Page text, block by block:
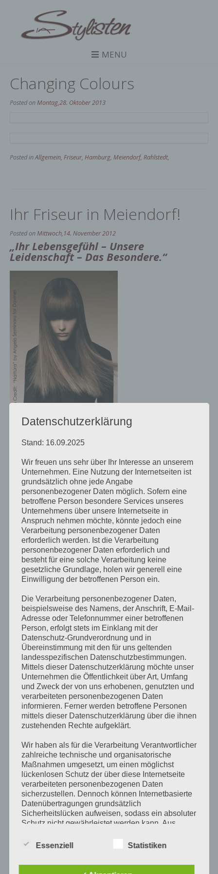
MENU
Changing Colours
Posted onMontag,28. Oktober 2013
Posted inAllgemein, Friseur, Hamburg, Meiendorf, Rahlstedt,
Ihr Friseur in Meiendorf!
Posted onMittwoch,14. November 2012
„Ihr Lebensgefühl – Unsere
Leidenschaft – Das Besondere.“
Ombre-Look 2013
Zöpfe 2013
Interesse und äußeren Einfluss. Sie
entwickelt sich durch Ehrgeiz und
Training. Daraus entsteht
Fachwissen, Kompetenz und
Können.
Das besondere hätte man gerne,
bekommt es jedoch nicht überall.
Genau dafür steht der Name
„ 1AStylisten “
Ein junges, dynamisches und hoch
Dienstleistungsunternehmen.
Unsere Leidenschaft liegt in Ihren
Haaren.
Eine umfassende, kompetente und individuelle Beratung ist bei
uns selbstverständlich in einem unserer Geschäfte möglich.
Lassen Sie sich gerne von unserer Leidenschaft überzeugen
und testen uns doch einfach mal.
Besuchen Sie uns in der Saseler Straße 134 a in Meiendorf.
Wir freuen uns auf Sie!
Erfahren Sie mehr
Posted inAllgemein, Friseur, Hamburg, Meiendorf, Rahlstedt,
Tagged
Friseur,Meiendorf,Rahlstedt
Datenschutzerklärung
Stand: 16.09.2025
Wir freuen uns sehr über Ihr Interesse an unserem
Unternehmen. Eine Nutzung der Internetseiten ist
grundsätzlich ohne jede Angabe
personenbezogener Daten möglich. Sofern eine
betroffene Person besondere Services unseres
Unternehmens über unsere Internetseite in
Anspruch nehmen möchte, könnte jedoch eine
Verarbeitung personenbezogener Daten
erforderlich werden. Ist die Verarbeitung
personenbezogener Daten erforderlich und
besteht für eine solche Verarbeitung keine
gesetzliche Grundlage, holen wir generell eine
Einwilligung der betroffenen Person ein.
Die Verarbeitung personenbezogener Daten,
beispielsweise des Namens, der Anschrift, E-Mail-
Adresse oder Telefonnummer einer betroffenen
Person, erfolgt stets im Einklang mit der
Datenschutz-Grundverordnung und in
Übereinstimmung mit den für uns geltenden
landesspezifischen Datenschutzbestimmungen.
Mittels dieser Datenschutzerklärung möchte unser
Unternehmen die Öffentlichkeit über Art, Umfang
und Zweck der von uns erhobenen, genutzten und
verarbeiteten personenbezogenen Daten
informieren. Ferner werden betroffene Personen
mittels dieser Datenschutzerklärung über die ihnen
zustehenden Rechte aufgeklärt.
Wir haben als für die Verarbeitung Verantwortlicher
zahlreiche technische und organisatorische
Maßnahmen umgesetzt, um einen möglichst
lückenlosen Schutz der über diese Internetseite
verarbeiteten personenbezogenen Daten
sicherzustellen. Dennoch können Internetbasierte
Datenübertragungen grundsätzlich
Sicherheitslücken aufweisen, sodass ein absoluter
Schutz nicht gewährleistet werden kann. Aus
frei, personenbezogene Daten auch auf
Essenziell Statistiken